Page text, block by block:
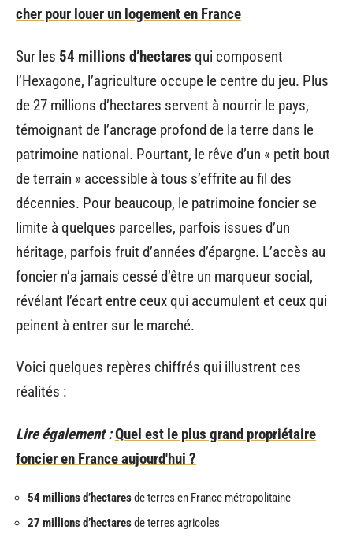
cher pour louer un logement en France
Sur les 54 millions d’hectares qui composent
l’Hexagone, l’agriculture occupe le centre du jeu. Plus
de 27 millions d’hectares servent à nourrir le pays,
témoignant de l’ancrage profond de la terre dans le
patrimoine national. Pourtant, le rêve d’un « petit bout
de terrain » accessible à tous s’effrite au fil des
décennies. Pour beaucoup, le patrimoine foncier se
limite à quelques parcelles, parfois issues d’un
héritage, parfois fruit d’années d’épargne. L’accès au
foncier n’a jamais cessé d’être un marqueur social,
révélant l’écart entre ceux qui accumulent et ceux qui
peinent à entrer sur le marché.
Voici quelques repères chiffrés qui illustrent ces
réalités :
Lire également :Quel est le plus grand propriétaire
foncier en France aujourd'hui ?
54 millions d’hectaresde terres en France métropolitaine
27 millions d’hectaresde terres agricoles